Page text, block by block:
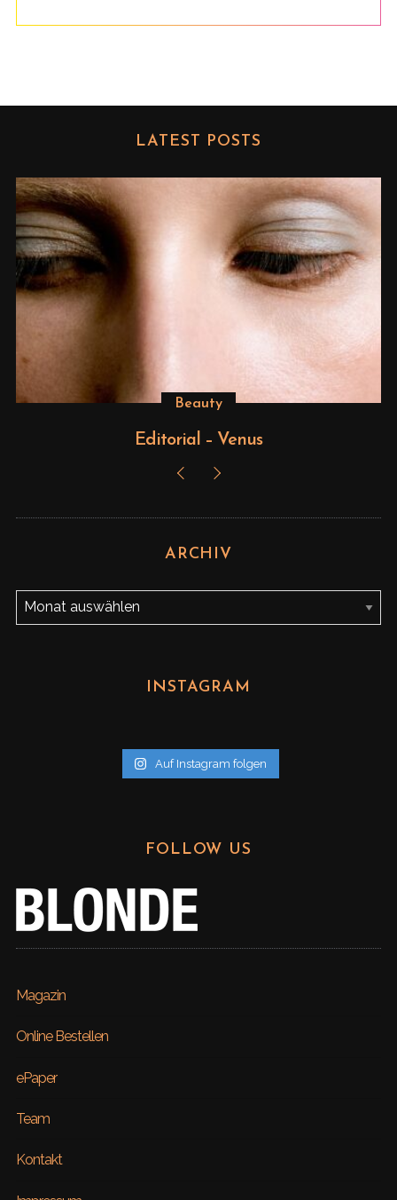
LATEST POSTS
Beauty
Editorial – Venus
ARCHIV
A
r
INSTAGRAM
Auf Instagram folgen
FOLLOW US
Magazin
Online Bestellen
ePaper
Team
Kontakt